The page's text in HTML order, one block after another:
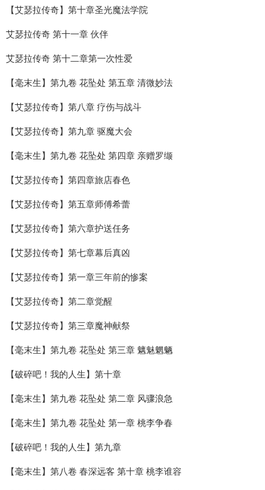
【艾瑟拉传奇】第十章圣光魔法学院
艾瑟拉传奇 第十一章 伙伴
艾瑟拉传奇 第十二章第一次性爱
【毫末生】第九卷 花坠处 第五章 清微妙法
【艾瑟拉传奇】第八章 疗伤与战斗
【艾瑟拉传奇】第九章 驱魔大会
【毫末生】第九卷 花坠处 第四章 亲赠罗缬
【艾瑟拉传奇】第四章旅店春色
【艾瑟拉传奇】第五章师傅希蕾
【艾瑟拉传奇】第六章护送任务
【艾瑟拉传奇】第七章幕后真凶
【艾瑟拉传奇】第一章三年前的惨案
【艾瑟拉传奇】第二章觉醒
【艾瑟拉传奇】第三章魔神献祭
【毫末生】第九卷 花坠处 第三章 魑魅魍魉
【破碎吧！我的人生】第十章
【毫末生】第九卷 花坠处 第二章 风骤浪急
【毫末生】第九卷 花坠处 第一章 桃李争春
【破碎吧！我的人生】第九章
【毫末生】第八卷 春深远客 第十章 桃李谁容